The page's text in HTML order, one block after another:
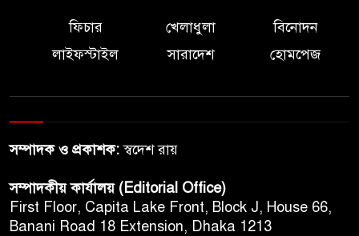
ফিচার খেলাধুলা
বিনোদন
লাইফস্টাইল
সারাদেশ হোমপেজ
সম্পাদক ও প্রকাশক:স্বদেশ রায়
সম্পাদকীয় কার্যালয় (Editorial Office)
First Floor, Capita Lake Front, Block J, House 66,
Banani Road 18 Extension, Dhaka 1213